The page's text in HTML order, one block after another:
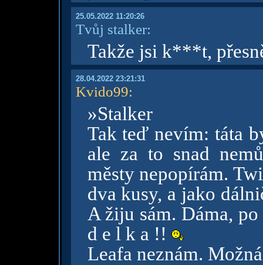
25.05.2022 11:20:26
Tvůj stalker:
Takže jsi k***t,
28.04.2022 23:21:31
Kvido99:
»Stalker
Tak teď nevím: táta
ale za to snad
městy nepopírám.
dva kusy, a jako
A žiju sám. Dáma,
d e l k a !!
Leafa neznám.